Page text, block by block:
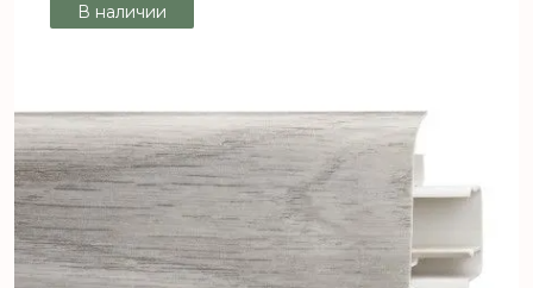
В наличии